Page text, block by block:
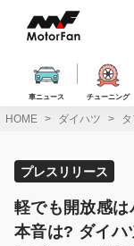
ス
車ニュース チューニング
HOME ダイハツ タ
プレスリリース
軽でも開放感
本音は? ダイハ